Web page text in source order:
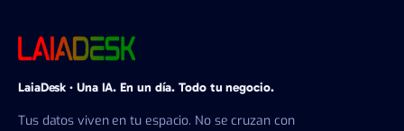
LaiaDesk · Una IA. En un día. Todo tu negocio.
Tus datos viven en tu espacio. No se cruzan con